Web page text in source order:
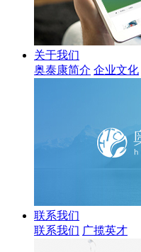
关于我们
奥泰康简介 企业文化
联系我们
联系我们 广揽英才